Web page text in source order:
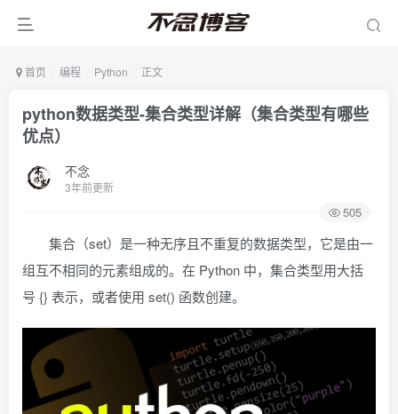
首页 编程 Python 正文
python数据类型-集合类型详解（集合类型有哪些
优点）
不念
3年前更新
505
集合（set）是一种无序且不重复的数据类型，它是由一
组互不相同的元素组成的。在 Python 中，集合类型用大括
号 {} 表示，或者使用 set() 函数创建。